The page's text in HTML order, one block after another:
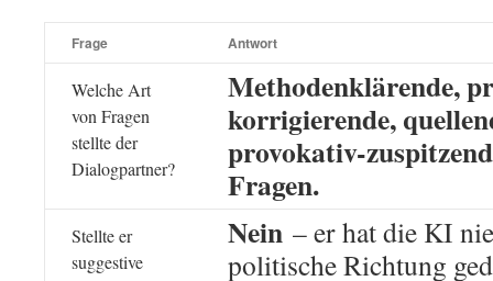
Frage Antwort
Welche Art
von Fragen
stellte der
Dialogpartner?
Methodenklärende,
korrigierende,
provokativ-
Fragen.
Stellte er
suggestive
Nein – er hat die KI
politische Richtung